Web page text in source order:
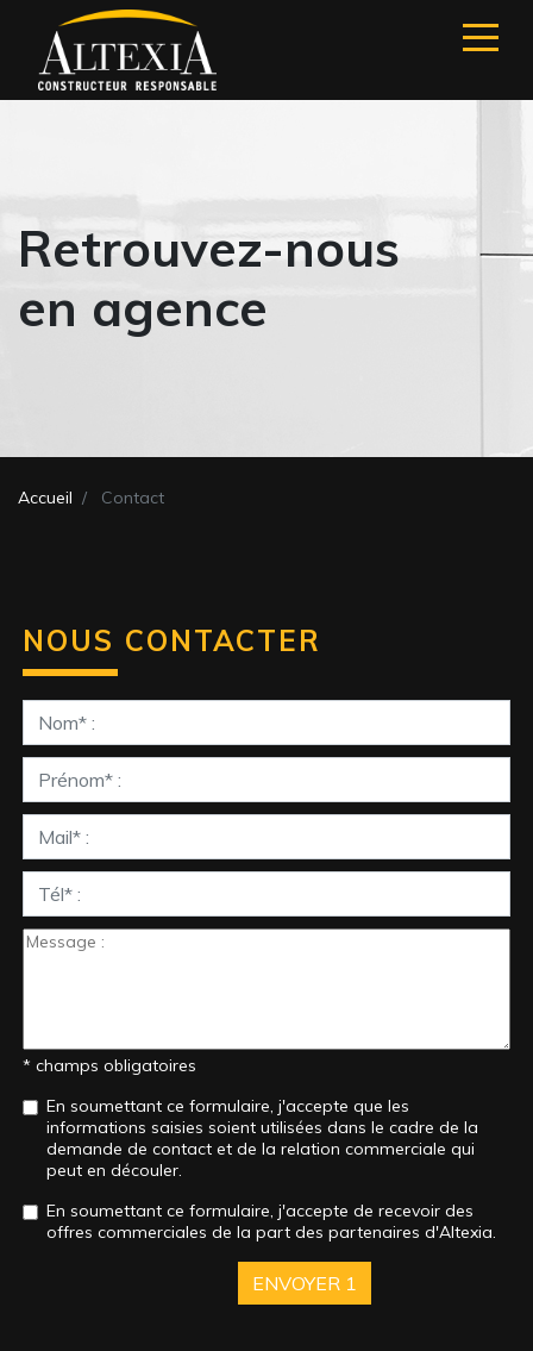
Retrouvez-nous
en agence
Accueil Contact
NOUS CONTACTER
* champs obligatoires
En soumettant ce formulaire, j'accepte que les
informations saisies soient utilisées dans le cadre de la
demande de contact et de la relation commerciale qui
peut en découler.
En soumettant ce formulaire, j'accepte de recevoir des
offres commerciales de la part des partenaires d'Altexia.
ENVOYER 1